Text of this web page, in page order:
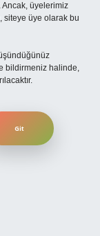
Ancak, üyelerimiz
siteye üye olarak bu
bildirmeniz halinde,